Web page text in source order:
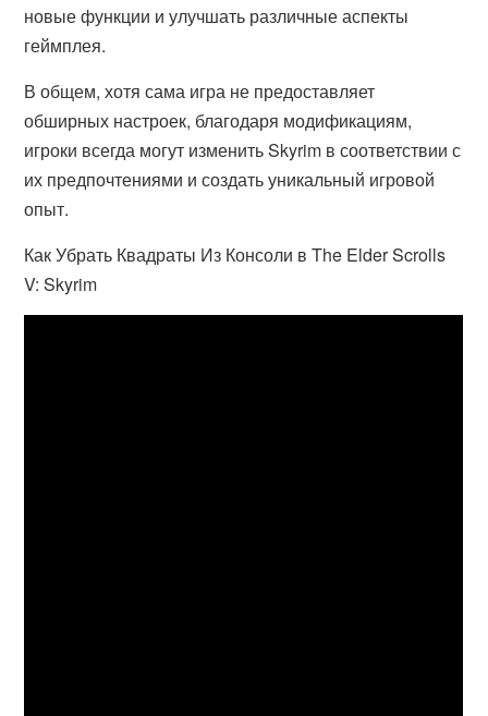
новые функции и улучшать различные аспекты
геймплея.
В общем, хотя сама игра не предоставляет
обширных настроек, благодаря модификациям,
игроки всегда могут изменить Skyrim в соответствии с
их предпочтениями и создать уникальный игровой
опыт.
Как Убрать Квадраты Из Консоли в The Elder Scrolls
V: Skyrim